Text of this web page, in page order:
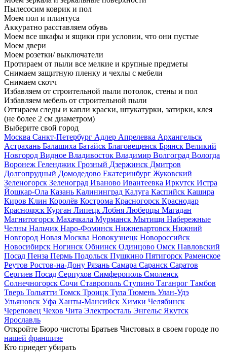
Пылесосим коврик и пол
Моем пол и плинтуса
Аккуратно расставляем обувь
Моем все шкафы и ящики при условии, что они пустые
Моем двери
Моем розетки/ выключатели
Протираем от пыли все мелкие и крупные предметы
Снимаем защитную пленку и чехлы с мебели
Снимаем скотч
Избавляем от строительной пыли потолок, стены и пол
Избавляем мебель от строительной пыли
Оттираем следы и капли краски, штукатурки, затирки, клея
(не более 2 см диаметром)
Выберите свой город
Москва Санкт-Петербург Адлер Апрелевка Архангельск
Астрахань Балашиха Батайск Благовещенск Брянск Великий
Новгород Видное Владивосток Владимир Волгоград Вологда
Воронеж Геленджик Грозный Дзержинск Дмитров
Долгопрудный Домодедово Екатеринбург Жуковский
Зеленогорск Зеленоград Иваново Ивантеевка Иркутск Истра
Йошкар-Ола Казань Калининград Калуга Каспийск Кашира
Киров Клин Королёв Кострома Красногорск Краснодар
Красноярск Курган Липецк Лобня Люберцы Магадан
Магнитогорск Махачкала Мурманск Мытищи Набережные
Челны Нальчик Наро-Фоминск Нижневартовск Нижний
Новгород Новая Москва Новокузнецк Новороссийск
Новосибирск Ногинск Обнинск Одинцово Омск Павловский
Посад Пенза Пермь Подольск Пушкино Пятигорск Раменское
Реутов Ростов-на-Дону Рязань Самара Саранск Саратов
Сергиев Посад Серпухов Симферополь Смоленск
Солнечногорск Сочи Ставрополь Ступино Таганрог Тамбов
Тверь Тольятти Томск Троицк Тула Тюмень Улан-Удэ
Ульяновск Уфа Ханты-Мансийск Химки Челябинск
Череповец Чехов Чита Электросталь Энгельс Якутск
Ярославль
Откройте Бюро чистоты Братьев Чистовых в своем городе по
нашей франшизе
Кто приедет убирать